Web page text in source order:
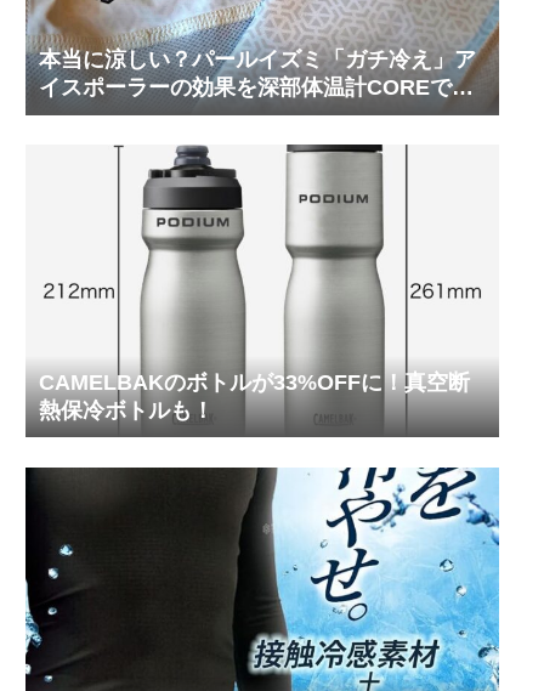
本当に涼しい？パールイズミ「ガチ冷え」ア
イスポーラーの効果を深部体温計COREで測
ってみた
CAMELBAKのボトルが33%OFFに！真空断
熱保冷ボトルも！